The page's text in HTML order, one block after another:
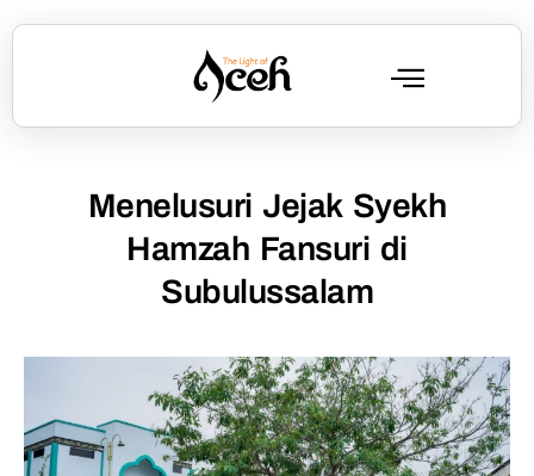
Menelusuri Jejak Syekh
Hamzah Fansuri di
Subulussalam